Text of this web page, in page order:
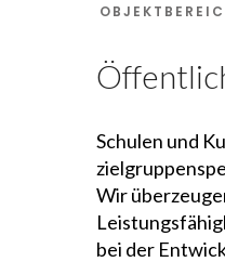
Schulen und
Wir
bei der